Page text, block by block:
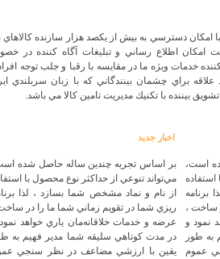
امكان دسترسي به بيش از یکصد هزار سازنده كالاهاي
امكان اطلاع رساني و تبليغات آگاه كننده در
خدمات ويژه ما در مقايسه با رقبا و جلب توجه
براي چشمان بينندگاني كه با زبان سربلندي
بيننده با تكنيك مديريت تامین کالا مي باشد.
اخبار جدید
بر اساس تجربه چندين ساله حاصل شده
مي‌تواند تنوعي از حداکثر نوع محصول با
از نام و نماد مشخص شما بسازد ، لذا
ريزي شما در تقويم زماني شما ما را در
عرضه و خدمات خلاقانه‌‌مان ياري خواهد
در مدت كوتاهي سليقه شما مدير فهيم به
يقين با ارزشي مضاعف در نظر سنجي
است،
استفاده
برنامه
ساخت ،
نمود و
به طور
عموم